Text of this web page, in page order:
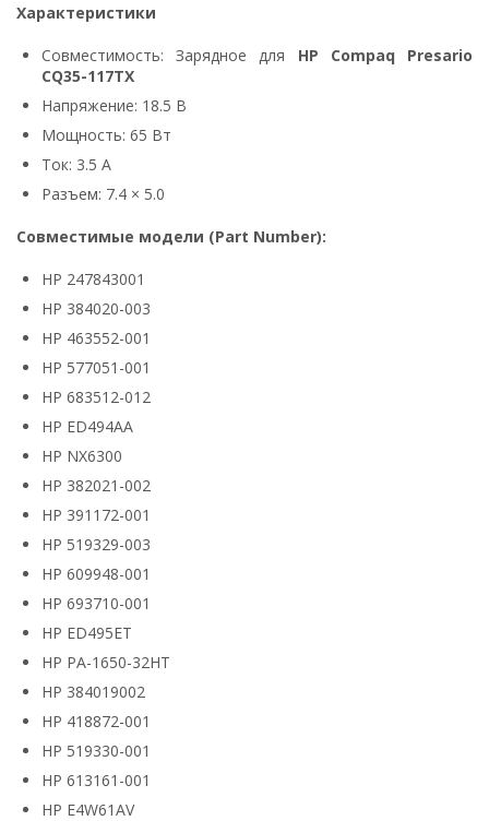
Характеристики
Совместимость: Зарядное для HP Compaq Presario
CQ35-117TX
Напряжение: 18.5 В
Мощность: 65 Вт
Ток: 3.5 А
Разъем: 7.4 × 5.0
Совместимые модели (Part Number):
HP 247843001
HP 384020-003
HP 463552-001
HP 577051-001
HP 683512-012
HP ED494AA
HP NX6300
HP 382021-002
HP 391172-001
HP 519329-003
HP 609948-001
HP 693710-001
HP ED495ET
HP PA-1650-32HT
HP 384019002
HP 418872-001
HP 519330-001
HP 613161-001
HP E4W61AV